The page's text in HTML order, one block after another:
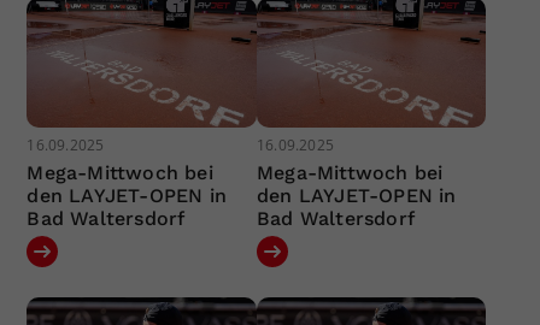
16.09.2025
Mega-Mittwoch bei
den LAYJET-OPEN in
Bad Waltersdorf
16.09.2025
Mega-Mittwoch bei
den LAYJET-OPEN in
Bad Waltersdorf